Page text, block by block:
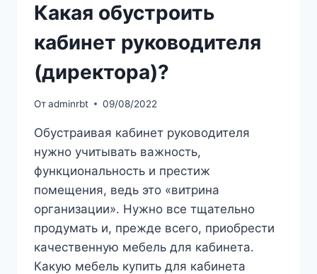
Какая обустроить
кабинет руководителя
(директора)?
Отadminrbt 09/08/2022
Обустраивая кабинет руководителя
нужно учитывать важность,
функциональность и престиж
помещения, ведь это «витрина
организации». Нужно все тщательно
продумать и, прежде всего, приобрести
качественную мебель для кабинета.
Какую мебель купить для кабинета